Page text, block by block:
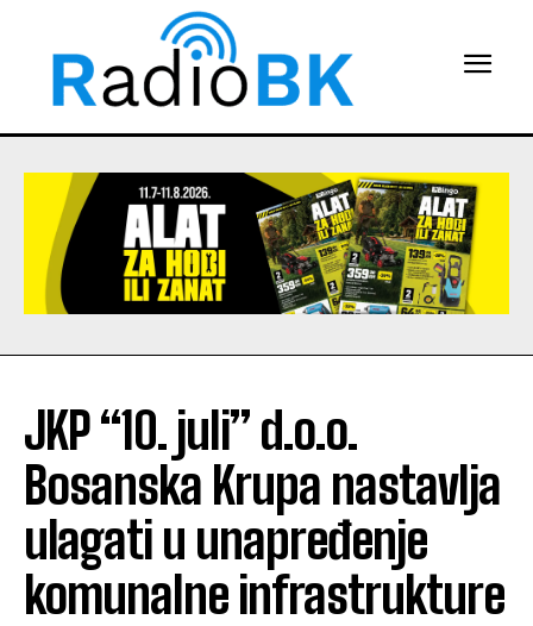
JKP “10. juli” d.o.o.
Bosanska Krupa nastavlja
ulagati u unapređenje
komunalne infrastrukture